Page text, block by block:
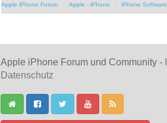
Apple iPhone Forum Apple - iPhone iPhone Software
Apple iPhone Forum und Community -
Datenschutz